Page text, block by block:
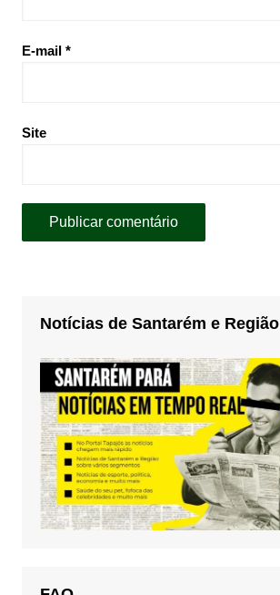
E-mail *
Site
Notícias de Santarém e Região